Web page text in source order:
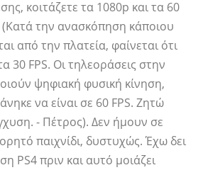
κοιτάζετε τα 1080p και τα 60
(Κατά την ανασκόπηση κάποιου
από την πλατεία, φαίνεται ότι
30 FPS. Οι τηλεοράσεις στην
ψηφιακή φυσική κίνηση,
να είναι σε 60 FPS. Ζητώ
- Πέτρος). Δεν ήμουν σε
παιχνίδι, δυστυχώς. Έχω δει
PS4 πριν και αυτό μοιάζει